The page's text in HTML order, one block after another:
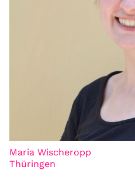
Maria Wischeropp
Thüringen